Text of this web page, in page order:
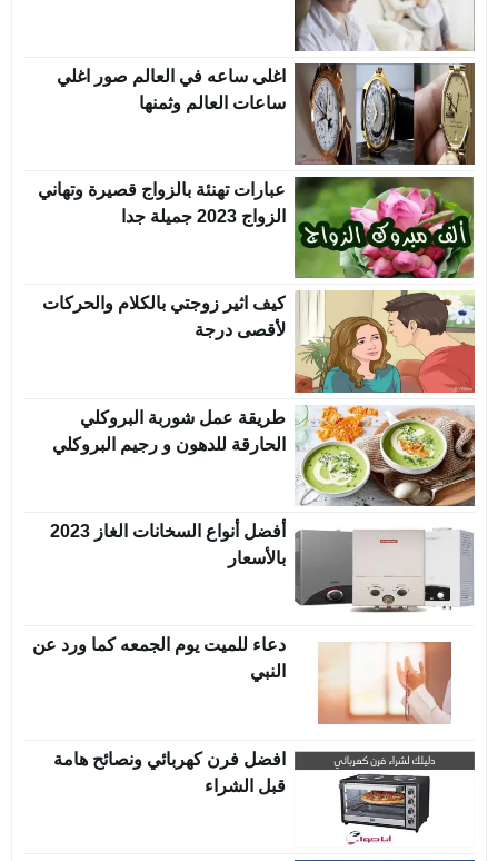
اغلى ساعه في العالم صور اغلي
ساعات العالم وثمنها
عبارات تهنئة بالزواج قصيرة وتهاني
الزواج 2023 جميلة جدا
كيف اثير زوجتي بالكلام والحركات
لأقصى درجة
طريقة عمل شوربة البروكلي
الحارقة للدهون و رجيم البروكلي
أفضل أنواع السخانات الغاز 2023
بالأسعار
دعاء للميت يوم الجمعه كما ورد عن
النبي
افضل فرن كهربائي ونصائح هامة
قبل الشراء